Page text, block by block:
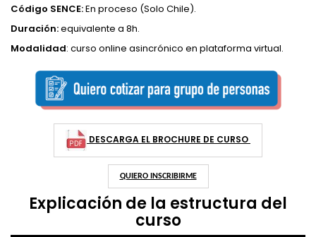
Código SENCE:En proceso (Solo Chile).
Duración:equivalente a 8h.
Modalidad: curso online asincrónico en plataforma virtual.
DESCARGA EL BROCHURE DE CURSO
QUIERO INSCRIBIRME
Explicación de la estructura del
curso